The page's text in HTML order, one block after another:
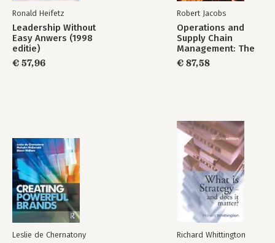
Ronald Heifetz
Leadership Without
Easy Anwers (1998
editie)
€ 57,96
Robert Jacobs
Operations and
Supply Chain
Management: The
Core: 2025 Release
ISE
€ 87,58
Leslie de Chernatony Richard Whittington